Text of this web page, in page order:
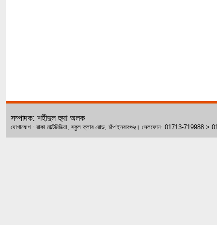
সম্পাদক: শহীদুল হুদা অলক
যোগাযোগ : রাকা মাল্টিমিডিয়া, স্কুল ক্লাব রোড, চাঁপাইনবাবগঞ্জ। সেলফোন: 01713-